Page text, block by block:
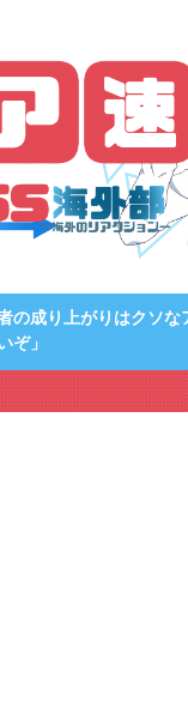
の成り上がりはクソな
ぞ」